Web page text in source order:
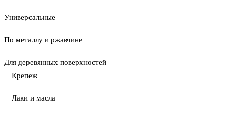
Универсальные
По металлу и ржавчине
Для деревянных поверхностей
Крепеж
Лаки и масла